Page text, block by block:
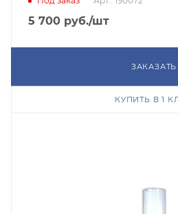
5 700 руб./шт
ЗАКАЗАТЬ
КУПИТЬ В 1